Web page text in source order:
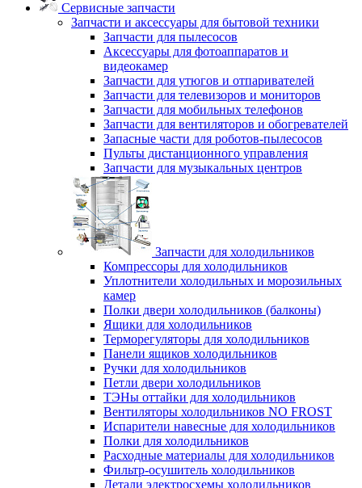
Сервисные запчасти
Запчасти и аксессуары для бытовой техники
Запчасти для пылесосов
Аксессуары для фотоаппаратов и
видеокамер
Запчасти для утюгов и отпаривателей
Запчасти для телевизоров и мониторов
Запчасти для мобильных телефонов
Запчасти для вентиляторов и обогревателей
Запасные части для роботов-пылесосов
Пульты дистанционного управления
Запчасти для музыкальных центров
Запчасти для холодильников
Компрессоры для холодильников
Уплотнители холодильных и морозильных
камер
Полки двери холодильников (балконы)
Ящики для холодильников
Терморегуляторы для холодильников
Панели ящиков холодильников
Ручки для холодильников
Петли двери холодильников
ТЭНы оттайки для холодильников
Вентиляторы холодильников NO FROST
Испарители навесные для холодильников
Полки для холодильников
Расходные материалы для холодильников
Фильтр-осушитель холодильников
Детали электросхемы холодильников